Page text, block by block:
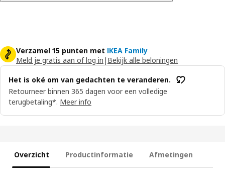
Verzamel 15 punten met IKEA Family
Meld je gratis aan of log in | Bekijk alle beloningen
Het is oké om van gedachten te veranderen.
Retourneer binnen 365 dagen voor een volledige
terugbetaling*. Meer info
Overzicht Productinformatie Afmetingen